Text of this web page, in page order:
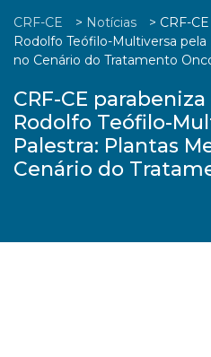
CRF-CE > Notícias > CRF-
Rodolfo Teófilo-Multiversa
no Cenário do Tratamento
CRF-CE
Rodolfo Teófilo-
Palestra: Plantas
Cenário do